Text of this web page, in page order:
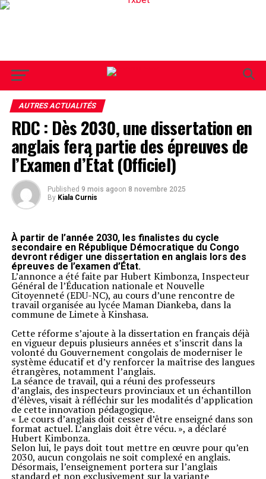
AUTRES ACTUALITÉS
RDC : Dès 2030, une dissertation en
anglais fera partie des épreuves de
l’Examen d’État (Officiel)
Published 9 mois agoon 8 novembre 2025
By Kiala Curnis
À partir de l’année 2030, les finalistes du cycle
secondaire en République Démocratique du Congo
devront rédiger une dissertation en anglais lors des
épreuves de l’examen d’État.
L’annonce a été faite par Hubert Kimbonza, Inspecteur
Général de l’Éducation nationale et Nouvelle
Citoyenneté (EDU-NC), au cours d’une rencontre de
travail organisée au lycée Maman Diankeba, dans la
commune de Limete à Kinshasa.
Cette réforme s’ajoute à la dissertation en français déjà
en vigueur depuis plusieurs années et s’inscrit dans la
volonté du Gouvernement congolais de moderniser le
système éducatif et d’y renforcer la maîtrise des langues
étrangères, notamment l’anglais.
La séance de travail, qui a réuni des professeurs
d’anglais, des inspecteurs provinciaux et un échantillon
d’élèves, visait à réfléchir sur les modalités d’application
de cette innovation pédagogique.
« Le cours d’anglais doit cesser d’être enseigné dans son
format actuel. L’anglais doit être vécu. », a déclaré
Hubert Kimbonza.
Selon lui, le pays doit tout mettre en œuvre pour qu’en
2030, aucun congolais ne soit complexé en anglais.
Désormais, l’enseignement portera sur l’anglais
standard et non exclusivement sur la variante